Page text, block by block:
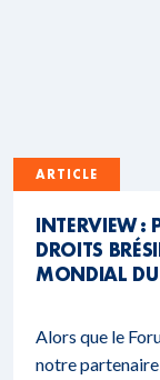
ARTICLE
INTERVIEW :
DROITS
MONDIAL
Alors que le
notre